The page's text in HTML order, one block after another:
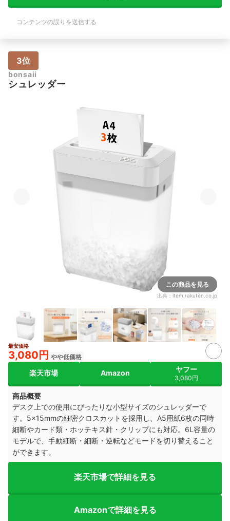
コンテンツの誤りを送信する
3位
bonsaii
シュレッダー
この商品を見る
出典： item.rakuten.co.jp
最安価格
3,080円 やや低価格
楽天市場 Amazon ヤフー
3,080円
商品概要
デスク上での使用にぴったりな小型サイズのシュレッダーで
す。5×15mmの細密クロスカットを採用し、A5用紙6枚の同時
細断やカード類・ホッチキス針・クリップにも対応。6L容量の
モデルで、手動細断・細断・逆転などモードを切り替えること
ができます。
楽天市場で詳細を見る
Amazonで詳細を見る